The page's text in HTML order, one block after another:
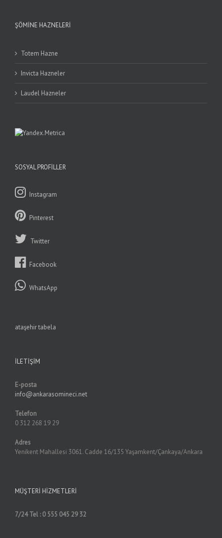
ŞÖMINE HAZNELERI
Totem Hazne
Invicta Hazneler
Laudel Hazneler
SOSYAL PROFILLER
Instagram
Pinterest
Twitter
Facebook
WhatsApp
ataşehir tabela
İLETIŞIM
E-posta
info@ankarasomineci.net
Telefon
0 312 268 19 29
Adres
Yenikent Mahallesi 3061. Cadde 16/135 Yaşamkent/Çankaya/Ankara
MÜŞTERI HIZMETLERI
7/24 Tel : 0 555 045 29 32